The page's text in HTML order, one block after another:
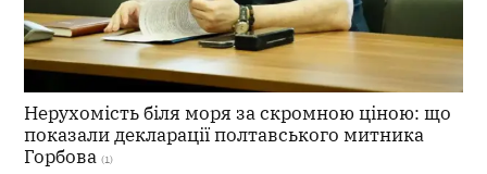
Нерухомість біля моря за скромною ціною: що
показали декларації полтавського митника
Горбова (1)